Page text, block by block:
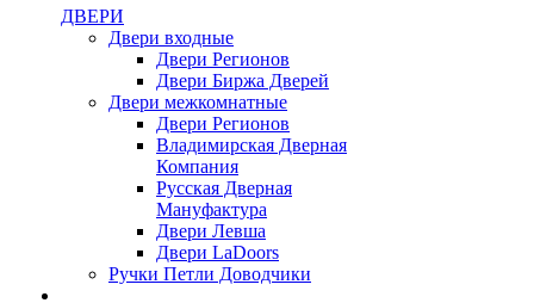
ДВЕРИ
Двери входные
Двери Регионов
Двери Биржа Дверей
Двери межкомнатные
Двери Регионов
Владимирская Дверная
Компания
Русская Дверная
Мануфактура
Двери Левша
Двери LaDoors
Ручки Петли Доводчики